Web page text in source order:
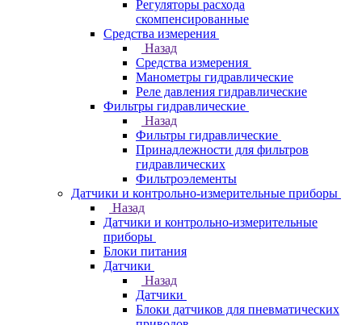
Регуляторы расхода
скомпенсированные
Средства измерения
Назад
Средства измерения
Манометры гидравлические
Реле давления гидравлические
Фильтры гидравлические
Назад
Фильтры гидравлические
Принадлежности для фильтров
гидравлических
Фильтроэлементы
Датчики и контрольно-измерительные приборы
Назад
Датчики и контрольно-измерительные
приборы
Блоки питания
Датчики
Назад
Датчики
Блоки датчиков для пневматических